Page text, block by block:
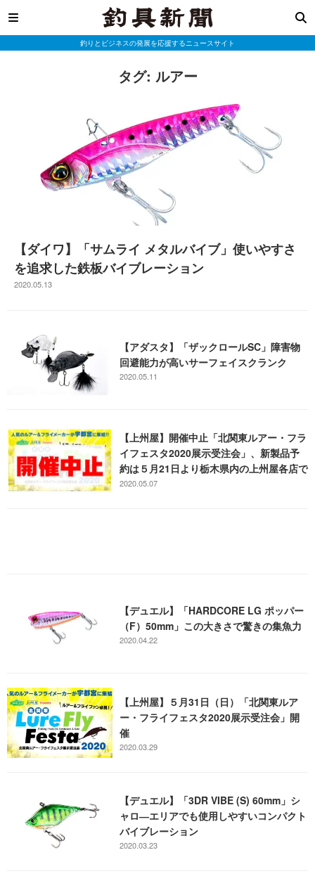
釣りとビジネスの発展を応援するニュースサイト
タグ: ルアー
【ダイワ】「サムライ メタルバイブ」使いやすさ
を追求した鉄板バイブレーション
2020.05.13
【アダスタ】「ザックロールSC」障害物
回避能力が高いサーフェイスクランク
2020.05.11
【上州屋】開催中止「北関東ルアー・フラ
イフェスタ2020展示受注会」、新製品予
約は５月21日より栃木県内の上州屋各店で
実施
2020.05.07
【デュエル】「HARDCORE LG ポッパー
（F）50mm」この大きさで驚きの集魚力
2020.04.22
【上州屋】５月31日（日）「北関東ルア
ー・フライフェスタ2020展示受注会」開
催
2020.03.29
【デュエル】「3DR VIBE (S) 60mm」シ
ャロ―エリアでも使用しやすいコンパクト
バイブレーション
2020.03.23